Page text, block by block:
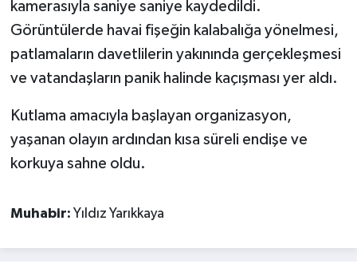
kamerasıyla saniye saniye kaydedildi.
Görüntülerde havai fişeğin kalabalığa yönelmesi,
patlamaların davetlilerin yakınında gerçekleşmesi
ve vatandaşların panik halinde kaçışması yer aldı.
Kutlama amacıyla başlayan organizasyon,
yaşanan olayın ardından kısa süreli endişe ve
korkuya sahne oldu.
Muhabir: Yıldız Yarıkkaya